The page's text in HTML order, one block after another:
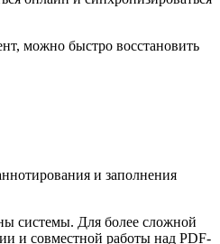
можно быстро восстановить
и заполнения
системы. Для более сложной
и совместной работы над PDF-